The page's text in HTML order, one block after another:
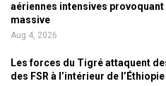
aériennes intensives provoquant
massive
Aug 4, 2026
Les forces du Tigré attaquent
des FSR à l’intérieur de l’Éthiopie